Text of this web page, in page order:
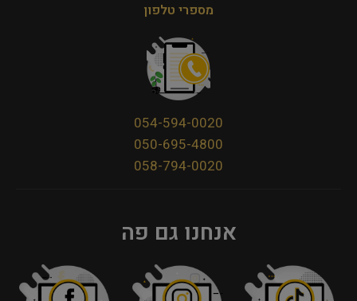
מספרי טלפון
054-594-0020
050-695-4800
058-794-0020
אנחנו גם פה